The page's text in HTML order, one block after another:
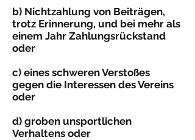
b) Nichtzahlung von Beiträgen,
trotz Erinnerung, und bei mehr als
einem Jahr Zahlungsrückstand
oder
c) eines schweren Verstoßes
gegen die Interessen des Vereins
oder
d) groben unsportlichen
Verhaltens oder